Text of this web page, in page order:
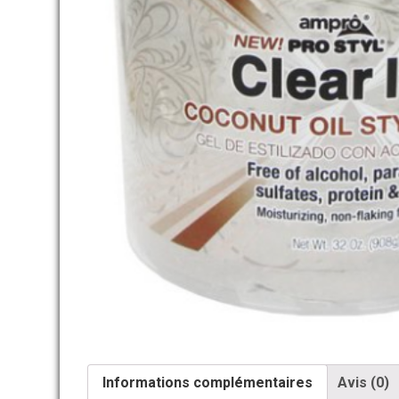
Informations complémentaires Avis (0)